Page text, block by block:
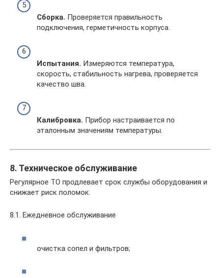
Сборка. Проверяется правильность
подключения, герметичность корпуса.
Испытания. Измеряются температура,
скорость, стабильность нагрева, проверяется
качество шва.
Калибровка. Прибор настраивается по
эталонным значениям температуры.
8. Техническое обслуживание
Регулярное ТО продлевает срок службы оборудования и
снижает риск поломок.
8.1. Ежедневное обслуживание
очистка сопел и фильтров;